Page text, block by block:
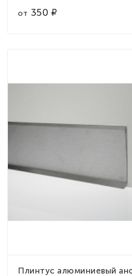
от 350
Плинтус алюминиевый